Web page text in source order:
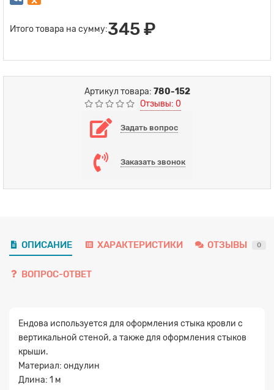
Итого товара на сумму:345 ₽
Артикул товара: 780-152
Отзывы: 0
Задать вопрос
Заказать звонок
ОПИСАНИЕ ХАРАКТЕРИСТИКИ ОТЗЫВЫ 0
ВОПРОС-ОТВЕТ
Ендова используется для оформления стыка кровли с
вертикальной стеной, а также для оформления стыков
крыши.
Материал: ондулин
Длина: 1 м
Заявка на расчет